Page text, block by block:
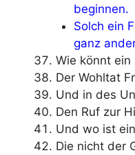
beginnen.
Solch ein
ganz
Wie könnt ein
Der Wohltat
Und in des
Den Ruf zur
Und wo ist
Die nicht der